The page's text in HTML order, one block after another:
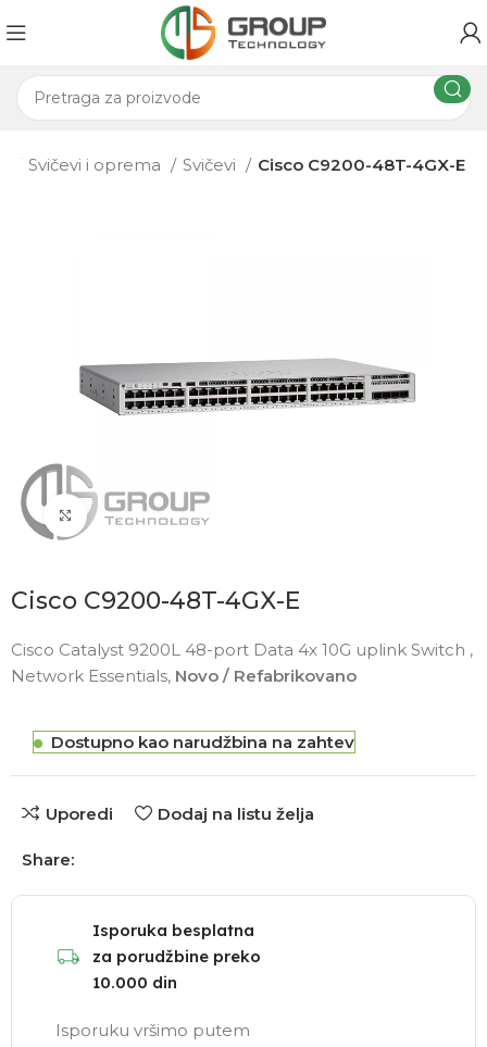
Svičevi i oprema Svičevi Cisco C9200-48T-4GX-E
Click to enlarge
Cisco C9200-48T-4GX-E
Cisco Catalyst 9200L 48-port Data 4x 10G uplink Switch ,
Network Essentials, Novo / Refabrikovano
Dostupno kao narudžbina na zahtev
Uporedi Dodaj na listu želja
Share:
Isporuka besplatna
za porudžbine preko
10.000 din
Isporuku vršimo putem